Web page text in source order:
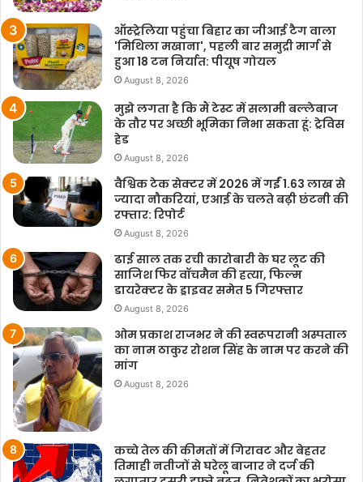
ऑस्ट्रेलिया पहुंचा बिहार का जीआई टैग वाला
'मिथिला मखाना', पहली बार समुद्री मार्ग से
हुआ 18 टन निर्यात: पीयूष गोयल
August 8, 2026
मुझे लगता है कि मैं टेस्ट में सलामी बल्लेबाज
के तौर पर अच्छी भूमिका निभा सकता हूं: ट्रेविस
हेड
August 8, 2026
वैश्विक टेक सेक्टर में 2026 में गईं 1.63 लाख से
ज्यादा नौकरियां, एआई के चलते बढ़ी छंटनी की
रफ्तार: रिपोर्ट
August 8, 2026
ढाई साल तक रची कारोबारी के घर लूट की
साजिश फिर वॉचमैन की हत्या, फिल्म
डायरेक्टर के ड्राइवर समेत 5 गिरफ्तार
August 8, 2026
ओम प्रकाश राजभर ने की स्वरूपरानी अस्पताल
का नाम ठाकुर रोशन सिंह के नाम पर करने की
मांग
August 8, 2026
कच्चे तेल की कीमतों में गिरावट और बेहतर
तिमाही नतीजों से घरेलू बाजार ने दर्ज की